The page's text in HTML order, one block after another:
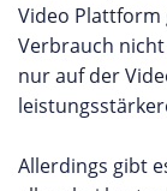
Video Plattform
Verbrauch
nur auf der
Allerdings gibt